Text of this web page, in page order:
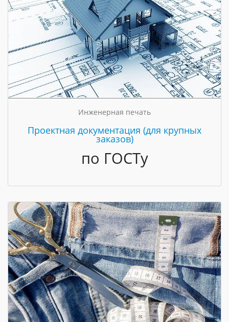
Инженерная печать
Проектная документация (для крупных
заказов)
по ГОСТу